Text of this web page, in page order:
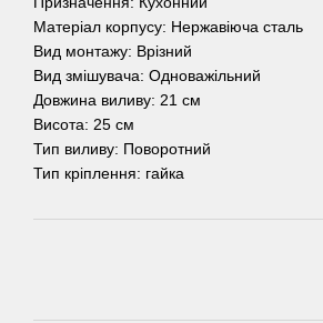
Матеріал корпусу: Нержавіюча сталь
Вид монтажу: Врізний
Вид змішувача: Одноважільний
Довжина виливу: 21 см
Висота: 25 см
Тип виливу: Поворотний
Тип кріплення: гайка